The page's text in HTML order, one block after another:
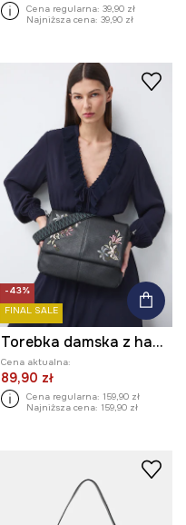
Cena regularna: 39,90 zł
Najniższa cena: 39,90 zł
-43%
FINAL SALE
Torebka damska z haftami
Cena aktualna:
89,90 zł
Cena regularna: 159,90 zł
Najniższa cena: 159,90 zł